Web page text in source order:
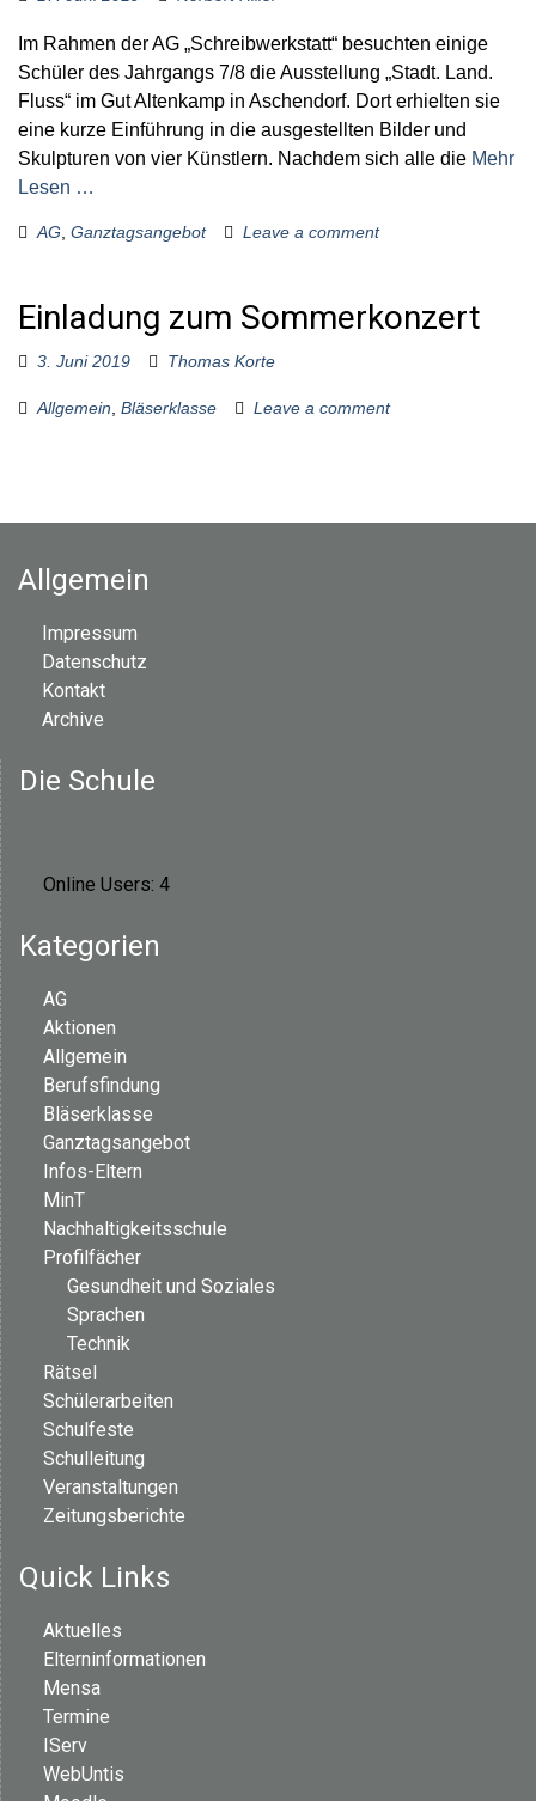
Im Rahmen der AG „Schreibwerkstatt“ besuchten einige
Schüler des Jahrgangs 7/8 die Ausstellung „Stadt. Land.
Fluss“ im Gut Altenkamp in Aschendorf. Dort erhielten sie
eine kurze Einführung in die ausgestellten Bilder und
Skulpturen von vier Künstlern. Nachdem sich alle die Mehr
Lesen …
AG Ganztagsangebot Leave a comment
Einladung zum Sommerkonzert
3. Juni 2019 Thomas Korte
Allgemein Bläserklasse Leave a comment
Allgemein
Impressum
Datenschutz
Kontakt
Archive
Die Schule
Online Users: 4
Kategorien
AG
Aktionen
Allgemein
Berufsfindung
Bläserklasse
Ganztagsangebot
Infos-Eltern
MinT
Nachhaltigkeitsschule
Profilfächer
Gesundheit und Soziales
Sprachen
Technik
Rätsel
Schülerarbeiten
Schulfeste
Schulleitung
Veranstaltungen
Zeitungsberichte
Quick Links
Aktuelles
Elterninformationen
Mensa
Termine
IServ
WebUntis